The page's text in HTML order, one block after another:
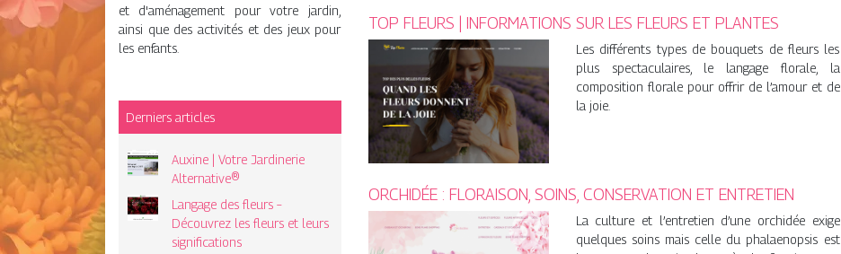
et d'aménagement pour votre jardin,
ainsi que des activités et des jeux pour
les enfants.
Derniers articles
Auxine | Votre Jardinerie
Alternative®
Langage des fleurs –
Découvrez les fleurs et leurs
significations
TOP FLEURS | INFORMATIONS SUR LES FLEURS ET PLANTES
Les différents types de bouquets de fleurs les
plus spectaculaires, le langage florale, la
composition florale pour offrir de l’amour et de
la joie.
ORCHIDÉE : FLORAISON, SOINS, CONSERVATION ET ENTRETIEN
La culture et l’entretien d’une orchidée exige
quelques soins mais celle du phalaenopsis est